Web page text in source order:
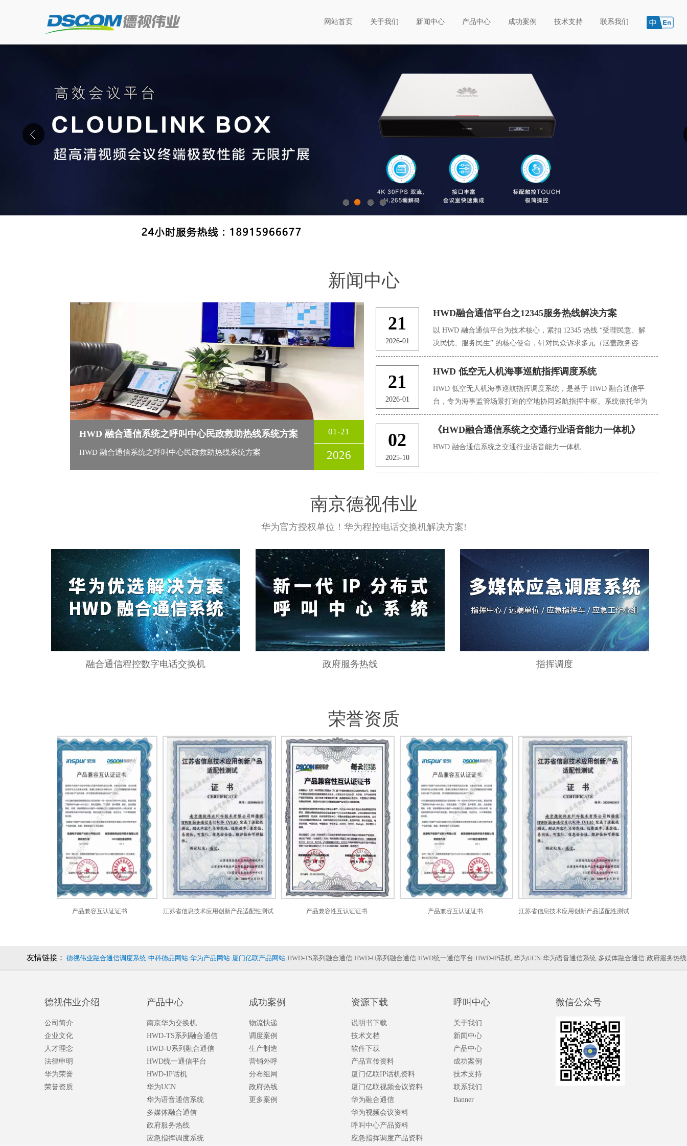
网站首页 关于我们 新闻中心 产品中心 成功案例 技术支持 联系我们
新闻中心
HWD 融合通信系统之呼叫中心民政救助热线系统方案
HWD 融合通信系统之呼叫中心民政救助热线系统方案
01-21
2026
21
2026-01
HWD融合通信平台之12345服务热线解决方案
以 HWD 融合通信平台为技术核心，紧扣 12345 热线 “受理民意、解
决民忧、服务民生” 的核心使命，针对民众诉求多元（涵盖政务咨
询、民生投诉、意见建议等）、涉及部门广泛、处置时效要求高等特
点，整合语音通话、在线留言、视频反馈、小程序互动等全渠道交互
动态研判于一体的专业化政务服务体系。通过打通各级政府部门、公
共服务机构的数据链路，实现民众诉求 “接诉即办、闭环管理”，助力
21
2026-01
HWD 低空无人机海事巡航指挥调度系统
HWD 低空无人机海事巡航指挥调度系统，是基于 HWD 融合通信平
台，专为海事监管场景打造的空地协同巡航指挥中枢。系统依托华为
抗海况通信技术与智能调度能力，聚焦海洋、内河等水域 “巡航范围
广、环境复杂、监管难度大” 的痛点，通过无人机实现对船舶通航、
海事巡航船、直升机在灵活性、覆盖范围上的不足，为海事部门提供
02
2025-10
《HWD融合通信系统之交通行业语音能力一体机》
HWD 融合通信系统之交通行业语音能力一体机
南京德视伟业
华为官方授权单位！华为程控电话交换机解决方案!
融合通信程控数字电话交换机 政府服务热线 指挥调度
荣誉资质
产品兼容互认证证书 江苏省信息技术应用创新产品适配性测试 产品兼容性互认证证书 产品兼容互认证证书 江苏省信息技术应用创新产品适配性测试
友情链接： 德视伟业融合通信调度系统 中科德品网站 华为产品网站 厦门亿联产品网站 HWD-TS系列融合通信 HWD-U系列融合通信 HWD统一通信平台 HWD-IP话机 华为UCN 华为语音通信系统 多媒体融合通信 政府服务热线
德视伟业介绍
公司简介
企业文化
人才理念
法律申明
华为荣誉
荣誉资质
产品中心
南京华为交换机
HWD-TS系列融合通信
HWD-U系列融合通信
HWD统一通信平台
HWD-IP话机
华为UCN
华为语音通信系统
多媒体融合通信
政府服务热线
应急指挥调度系统
成功案例
物流快递
调度案例
生产制造
营销外呼
分布组网
政府热线
更多案例
资源下载
说明书下载
技术文档
软件下载
产品宣传资料
厦门亿联IP话机资料
厦门亿联视频会议资料
华为融合通信
华为视频会议资料
呼叫中心产品资料
应急指挥调度产品资料
呼叫中心
关于我们
新闻中心
产品中心
成功案例
技术支持
联系我们
Banner
微信公众号